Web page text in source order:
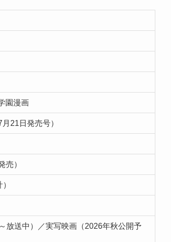
園漫画
21日発売号）
売）
放送中）／実写映画（2026年秋公開予